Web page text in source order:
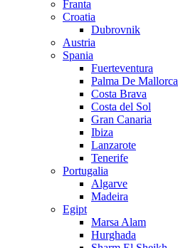
Franta
Croatia
Dubrovnik
Austria
Spania
Fuerteventura
Palma De Mallorca
Costa Brava
Costa del Sol
Gran Canaria
Ibiza
Lanzarote
Tenerife
Portugalia
Algarve
Madeira
Egipt
Marsa Alam
Hurghada